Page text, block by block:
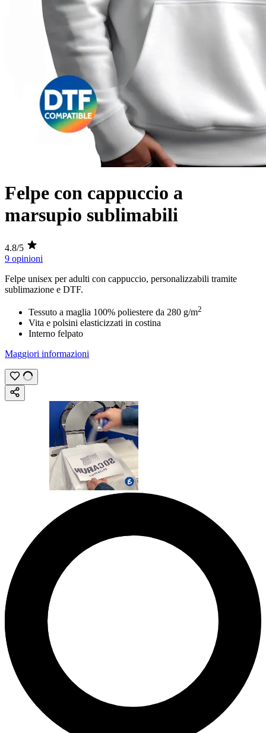
Felpe con cappuccio a
marsupio sublimabili
4.8/5
9 opinioni
Felpe unisex per adulti con cappuccio, personalizzabili tramite
sublimazione e DTF.
Tessuto a maglia 100% poliestere da 280 g/m2
Vita e polsini elasticizzati in costina
Interno felpato
Maggiori informazioni